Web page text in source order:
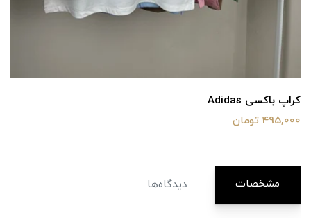
کراپ باکسی Adidas
495,000 تومان
مشخصات دیدگاه‌ها